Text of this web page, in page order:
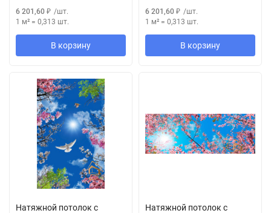
6 201,60 ₽ /шт.
1 м² = 0,313 шт.
В корзину
6 201,60 ₽ /шт.
1 м² = 0,313 шт.
В корзину
Натяжной потолок с
Натяжной потолок с